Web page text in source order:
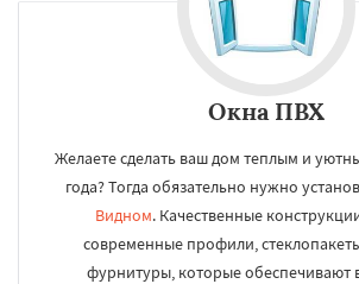
Окна ПВХ
Желаете сделать ваш дом теплым и
года? Тогда обязательно нужно
Видном. Качественные
современные профили,
фурнитуры, которые обеспечивают